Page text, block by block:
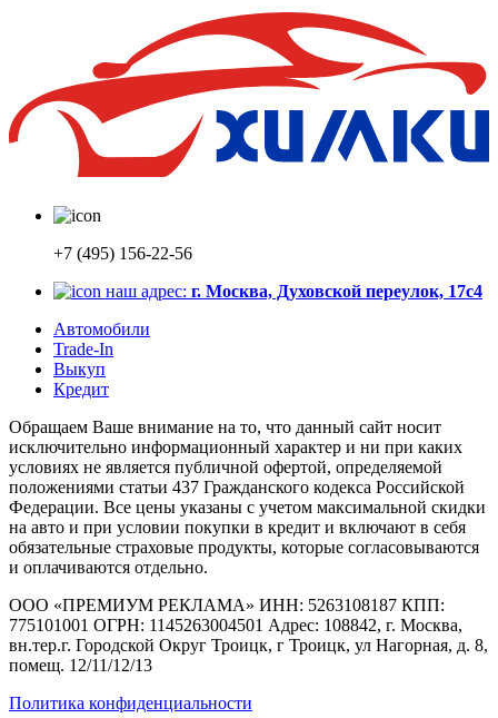
+7 (495) 156-22-56
наш адрес: г. Москва, Духовской переулок, 17с4
Автомобили
Trade-In
Выкуп
Кредит
Обращаем Ваше внимание на то, что данный сайт носит
исключительно информационный характер и ни при каких
условиях не является публичной офертой, определяемой
положениями статьи 437 Гражданского кодекса Российской
Федерации. Все цены указаны с учетом максимальной скидки
на авто и при условии покупки в кредит и включают в себя
обязательные страховые продукты, которые согласовываются
и оплачиваются отдельно.
ООО «ПРЕМИУМ РЕКЛАМА» ИНН: 5263108187 КПП:
775101001 ОГРН: 1145263004501 Адрес: 108842, г. Москва,
вн.тер.г. Городской Округ Троицк, г Троицк, ул Нагорная, д. 8,
помещ. 12/11/12/13
Политика конфиденциальности